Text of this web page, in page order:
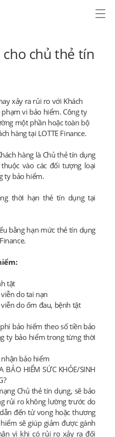
chủ thẻ tín
xảy ra rủi ro với Khách
vi bảo hiểm. Công ty
một phần hoặc toàn bộ
hàng tại LOTTE Finance.
hàng là Chủ thẻ tín dụng
thuộc vào các đối tượng loại
ty bảo hiểm.
thời hạn thẻ tín dụng tại
bằng hạn mức thẻ tín dụng
tật
do tai nạn
do ốm đau, bệnh tật
bảo hiểm theo số tiền bảo
ty bảo hiểm trong từng thời
bảo hiểm
BẢO HIỂM SỨC KHỎE/SINH
Chủ thẻ tín dụng, sẽ bảo
rủi ro không lường trước do
đến tử vong hoặc thương
sẽ giúp giảm được gánh
vì khi có rủi ro xảy ra đối